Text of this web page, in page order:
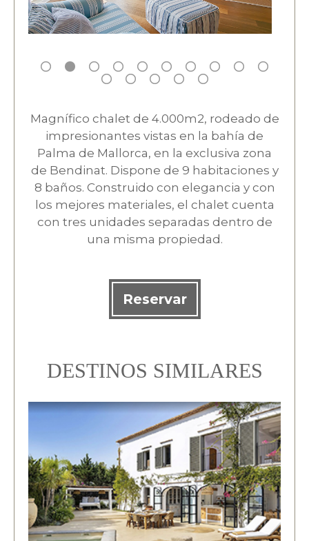
Magnífico chalet de 4.000m2, rodeado de
impresionantes vistas en la bahía de
Palma de Mallorca, en la exclusiva zona
de Bendinat. Dispone de 9 habitaciones y
8 baños. Construido con elegancia y con
los mejores materiales, el chalet cuenta
con tres unidades separadas dentro de
una misma propiedad.
Reservar
DESTINOS SIMILARES